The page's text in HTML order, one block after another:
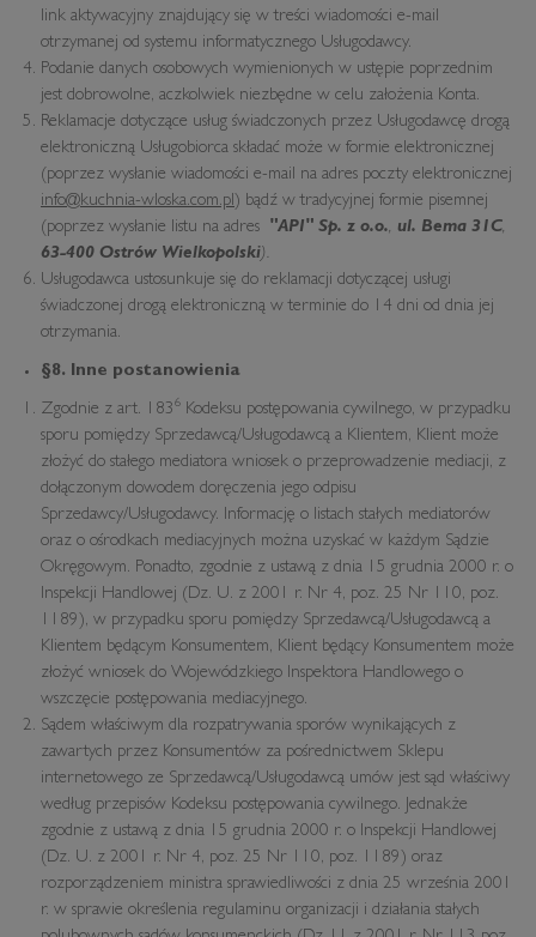
link aktywacyjny znajdujący się w treści wiadomości e-mail
otrzymanej od systemu informatycznego Usługodawcy.
Podanie danych osobowych wymienionych w ustępie poprzednim
jest dobrowolne, aczkolwiek niezbędne w celu założenia Konta.
Reklamacje dotyczące usług świadczonych przez Usługodawcę drogą
elektroniczną Usługobiorca składać może w formie elektronicznej
(poprzez wysłanie wiadomości e-mail na adres poczty elektronicznej
info@kuchnia-wloska.com.pl) bądź w tradycyjnej formie pisemnej
(poprzez wysłanie listu na adres "API" Sp. z o.o., ul. Bema 31C,
63-400 Ostrów Wielkopolski).
Usługodawca ustosunkuje się do reklamacji dotyczącej usługi
świadczonej drogą elektroniczną w terminie do 14 dni od dnia jej
otrzymania.
§8. Inne postanowienia
Zgodnie z art. 1836 Kodeksu postępowania cywilnego, w przypadku
sporu pomiędzy Sprzedawcą/Usługodawcą a Klientem, Klient może
złożyć do stałego mediatora wniosek o przeprowadzenie mediacji, z
dołączonym dowodem doręczenia jego odpisu
Sprzedawcy/Usługodawcy. Informację o listach stałych mediatorów
oraz o ośrodkach mediacyjnych można uzyskać w każdym Sądzie
Okręgowym. Ponadto, zgodnie z ustawą z dnia 15 grudnia 2000 r. o
Inspekcji Handlowej (Dz. U. z 2001 r. Nr 4, poz. 25 Nr 110, poz.
1189), w przypadku sporu pomiędzy Sprzedawcą/Usługodawcą a
Klientem będącym Konsumentem, Klient będący Konsumentem może
złożyć wniosek do Wojewódzkiego Inspektora Handlowego o
wszczęcie postępowania mediacyjnego.
Sądem właściwym dla rozpatrywania sporów wynikających z
zawartych przez Konsumentów za pośrednictwem Sklepu
internetowego ze Sprzedawcą/Usługodawcą umów jest sąd właściwy
według przepisów Kodeksu postępowania cywilnego. Jednakże
zgodnie z ustawą z dnia 15 grudnia 2000 r. o Inspekcji Handlowej
(Dz. U. z 2001 r. Nr 4, poz. 25 Nr 110, poz. 1189) oraz
rozporządzeniem ministra sprawiedliwości z dnia 25 września 2001
r. w sprawie określenia regulaminu organizacji i działania stałych